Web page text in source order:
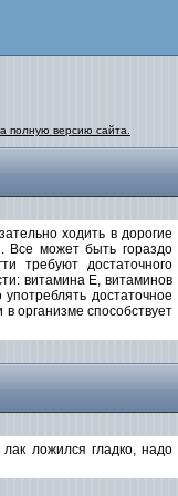
полную версию сайта.
ходить в дорогие
Все может быть гораздо
требуют достаточного
витамина Е, витаминов
достаточное
в организме способствует
ложился гладко, надо